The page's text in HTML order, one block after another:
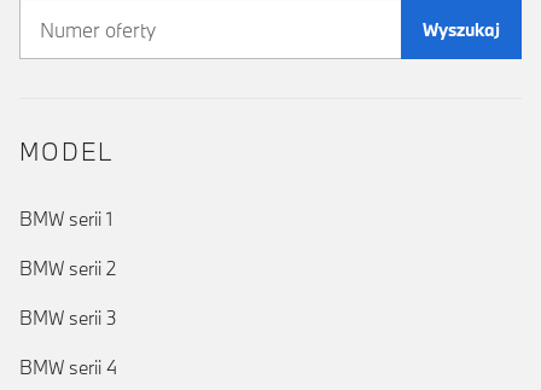
Wyszukaj
MODEL
BMW serii 1
BMW serii 2
BMW serii 3
BMW serii 4